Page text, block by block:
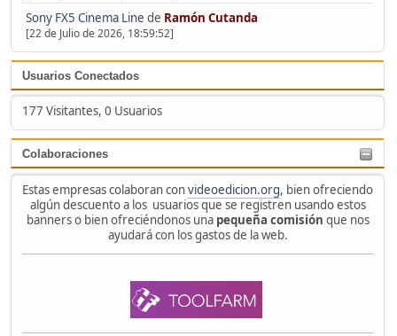
Sony FX5 Cinema Line de Ramón Cutanda
[22 de Julio de 2026, 18:59:52]
Usuarios Conectados
177 Visitantes, 0 Usuarios
Colaboraciones
Estas empresas colaboran convideoedicion.org, bien ofreciendo
algún descuento a los usuarios que se registren usando estos
banners o bien ofreciéndonos una pequeña comisión que nos
ayudará con los gastos de la web.